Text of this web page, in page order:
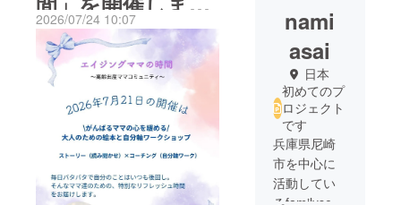
た
2026/07/24 10:07
nami
asai
日本
初めてのプ
ロジェクト
です
兵庫県尼崎
市を中心に
活動してい